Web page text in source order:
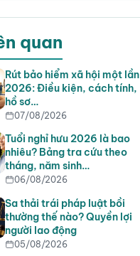
quan
Rút bảo hiểm xã hội một lần
2026: Điều kiện, cách tính,
hồ sơ…
07/08/2026
Tuổi nghỉ hưu 2026 là bao
nhiêu? Bảng tra cứu theo
tháng, năm sinh…
06/08/2026
Sa thải trái pháp luật bồi
thường thế nào? Quyền lợi
người lao động
05/08/2026